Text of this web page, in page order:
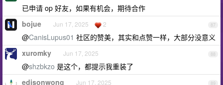
已申请 op 好友，如果有机会，期待合作
87
bojue Jun 17, 2025 2
@CanisLupus01 社区的赞美，其实和点赞一样，大部分没意义
88
xuromky Jun 17, 2025
@shzbkzo 是这个，都提示我重装了
89
edisonwong Jun 17, 2025